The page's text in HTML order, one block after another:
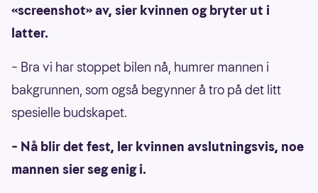
«screenshot» av, sier kvinnen og bryter ut i
latter.
– Bra vi har stoppet bilen nå, humrer mannen i
bakgrunnen, som også begynner å tro på det litt
spesielle budskapet.
– Nå blir det fest, ler kvinnen avslutningsvis, noe
mannen sier seg enig i.